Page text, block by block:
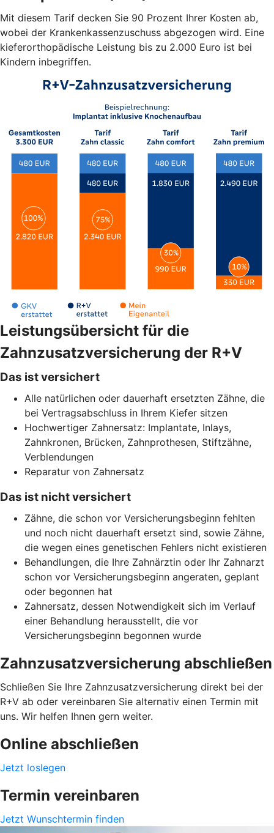
Mit diesem Tarif decken Sie 90 Prozent Ihrer Kosten ab,
wobei der Krankenkassenzuschuss abgezogen wird. Eine
kieferorthopädische Leistung bis zu 2.000 Euro ist bei
Kindern inbegriffen.
Leistungsübersicht für die
Zahnzusatzversicherung der R+V
Das ist versichert
Alle natürlichen oder dauerhaft ersetzten Zähne, die
bei Vertragsabschluss in Ihrem Kiefer sitzen
Hochwertiger Zahnersatz: Implantate, Inlays,
Zahnkronen, Brücken, Zahnprothesen, Stiftzähne,
Verblendungen
Reparatur von Zahnersatz
Das ist nicht versichert
Zähne, die schon vor Versicherungsbeginn fehlten
und noch nicht dauerhaft ersetzt sind, sowie Zähne,
die wegen eines genetischen Fehlers nicht existieren
Behandlungen, die Ihre Zahnärztin oder Ihr Zahnarzt
schon vor Versicherungsbeginn angeraten, geplant
oder begonnen hat
Zahnersatz, dessen Notwendigkeit sich im Verlauf
einer Behandlung herausstellt, die vor
Versicherungsbeginn begonnen wurde
Zahnzusatzversicherung abschließen
Schließen Sie Ihre Zahnzusatzversicherung direkt bei der
R+V ab oder vereinbaren Sie alternativ einen Termin mit
uns. Wir helfen Ihnen gern weiter.
Online abschließen
Jetzt loslegen
Termin vereinbaren
Jetzt Wunschtermin finden